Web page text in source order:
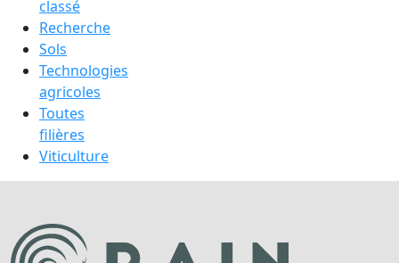
classé
Recherche
Sols
Technologies
agricoles
Toutes
filières
Viticulture